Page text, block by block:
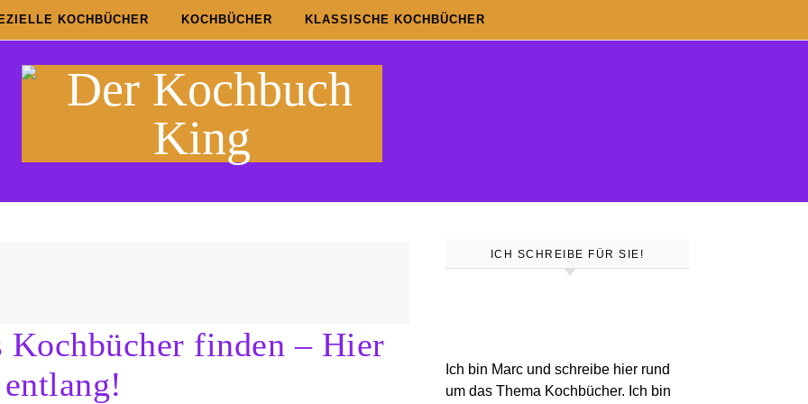
KOCHBÜCHER KOCHBÜCHER KLASSISCHE KOCHBÜCHER
Kochbücher finden – Hier
entlang!
ICH SCHREIBE FÜR SIE!
Ich bin Marc und schreibe hier rund
um das Thema Kochbücher. Ich bin